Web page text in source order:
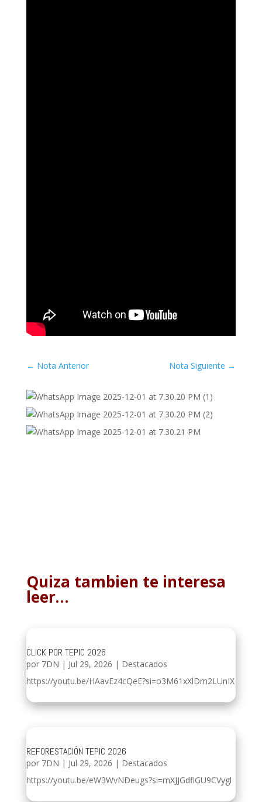
← Nota Anterior Nota Siguiente →
Quiza tambien te interesa
leer…
CLICK POR TEPIC 2026
por 7DN | Jul 29, 2026 | Destacados
https://youtu.be/HAavEz4cQeE?si=o3M61xXlDm2LUnIX
REFORESTACIÓN TEPIC 2026
por 7DN | Jul 29, 2026 | Destacados
https://youtu.be/eW3WvNDeugs?si=mXJJGdflGU9CVygl